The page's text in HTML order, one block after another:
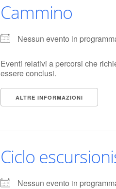
Cammino
Nessun evento in
Eventi relativi a percorsi che
essere conclusi.
ALTRE INFORMAZIONI
Ciclo
Nessun evento in